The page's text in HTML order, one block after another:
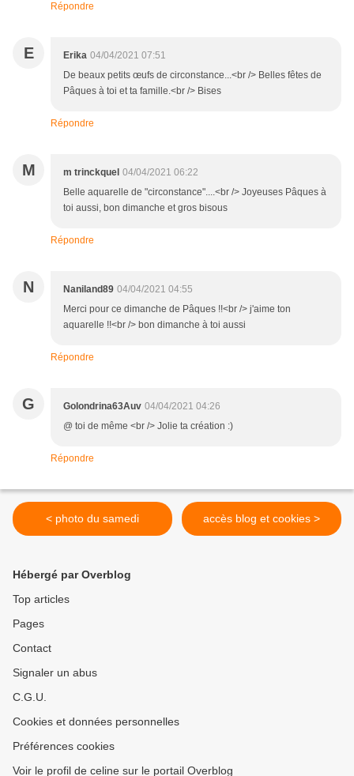
Répondre
E Erika 04/04/2021 07:51
De beaux petits œufs de circonstance...<br /> Belles fêtes de
Pâques à toi et ta famille.<br /> Bises
Répondre
M m trinckquel 04/04/2021 06:22
Belle aquarelle de "circonstance"....<br /> Joyeuses Pâques à
toi aussi, bon dimanche et gros bisous
Répondre
N Naniland89 04/04/2021 04:55
Merci pour ce dimanche de Pâques !!<br /> j'aime ton
aquarelle !!<br /> bon dimanche à toi aussi
Répondre
G Golondrina63Auv 04/04/2021 04:26
@ toi de même <br /> Jolie ta création :)
Répondre
< photo du samedi accès blog et cookies >
Hébergé par Overblog
Top articles
Pages
Contact
Signaler un abus
C.G.U.
Cookies et données personnelles
Préférences cookies
Voir le profil de celine sur le portail Overblog